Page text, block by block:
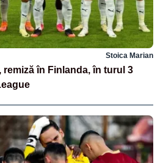
Stoica Marian
în Finlanda, în turul 3